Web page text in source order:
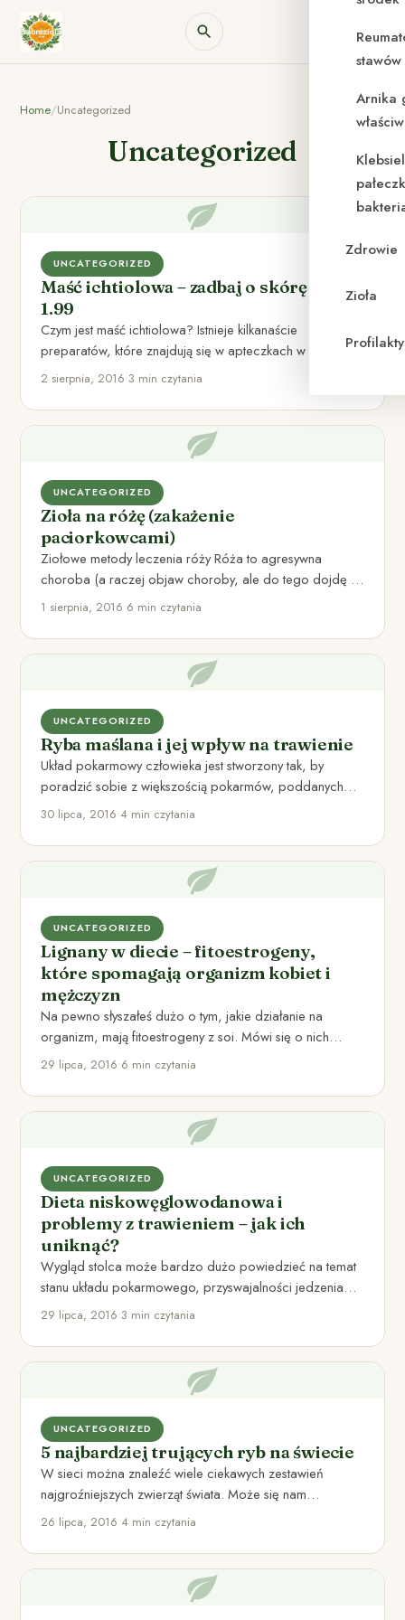
Arnika
Zdrowie
Zioła
Home/Uncategorized
Uncategorized
UNCATEGORIZED
Maść ichtiolowa – zadbaj o skórę za
1.99
Czym jest maść ichtiolowa? Istnieje kilkanaście
preparatów, które znajdują się w apteczkach w każdym
domu. Prawie każdy z…
2 sierpnia, 2016•3 min czytania
UNCATEGORIZED
Zioła na różę (zakażenie
paciorkowcami)
Ziołowe metody leczenia róży Róża to agresywna
choroba (a raczej objaw choroby, ale do tego dojdę w
dalszej…
1 sierpnia, 2016•6 min czytania
UNCATEGORIZED
Ryba maślana i jej wpływ na trawienie
Układ pokarmowy człowieka jest stworzony tak, by
poradzić sobie z większością pokarmów, poddanych
obróbce termicznej. Niektóre pokarmy mogą…
30 lipca, 2016•4 min czytania
UNCATEGORIZED
Lignany w diecie – fitoestrogeny,
które spomagają organizm kobiet i
mężczyzn
Na pewno słyszałeś dużo o tym, jakie działanie na
organizm, mają fitoestrogeny z soi. Mówi się o nich…
29 lipca, 2016•6 min czytania
UNCATEGORIZED
Dieta niskowęglowodanowa i
problemy z trawieniem – jak ich
uniknąć?
Wygląd stolca może bardzo dużo powiedzieć na temat
stanu układu pokarmowego, przyswajalności jedzenia
oraz ogólnego stanu zdrowia człowieka.…
29 lipca, 2016•3 min czytania
UNCATEGORIZED
5 najbardziej trujących ryb na świecie
W sieci można znaleźć wiele ciekawych zestawień
najgroźniejszych zwierząt świata. Może się nam
wydawać, że najbardziej jadowite są…
26 lipca, 2016•4 min czytania